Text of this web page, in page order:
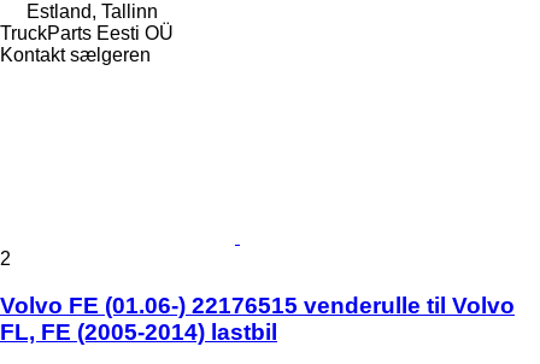
Estland, Tallinn
TruckParts Eesti OÜ
Kontakt sælgeren
2
Volvo FE (01.06-) 22176515 venderulle til Volvo
FL, FE (2005-2014) lastbil